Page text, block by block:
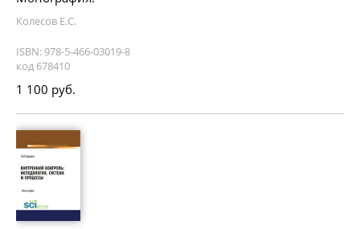
Колесов Е.С.
ISBN: 978-5-466-03019-8
код 678410
1 100 руб.